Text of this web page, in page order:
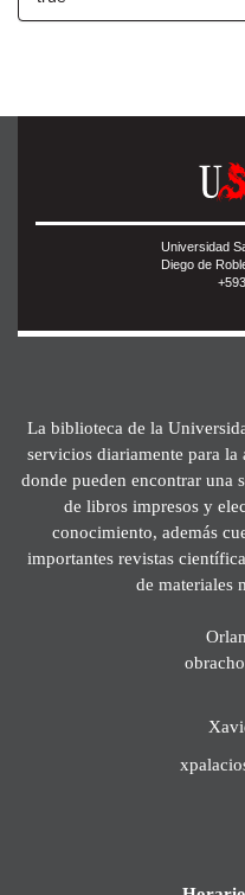
Universidad
Diego de
La biblioteca de la
servicios diariamente para la
donde pueden encontrar una
de libros impresos y
conocimiento, además
importantes revistas
de materiales